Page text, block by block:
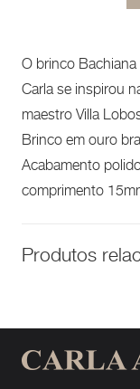
O brinco
Carla se inspirou
maestro Villa
Brinco em ouro
Acabamento
comprimento
Produtos